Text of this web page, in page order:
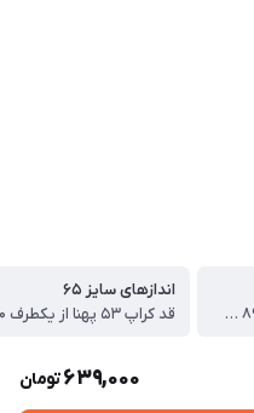
قد کراپ ۴۷ پهنا از یکطرف ۴۶ قد شلوار ۸۹ سانت
اندازهای سایز ۶۵
639,000تومان